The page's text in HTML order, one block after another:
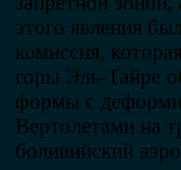
этого явления
комиссия,
горы Эль-Тайре
формы с
Вертолетами на
боливийский